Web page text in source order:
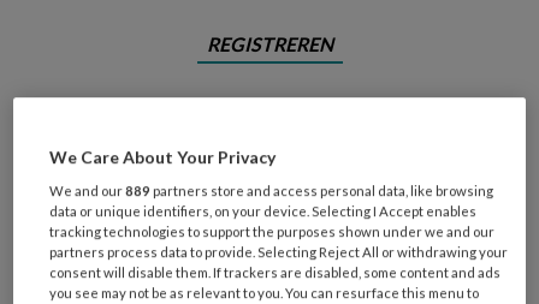
REGISTREREN
Maak gratis een account aan en lees 2
artikelen gratis per maand
Al een account of abonnement?Log dan in
We Care About Your Privacy
We and our889 partners store and access personal data, like browsing
data or unique identifiers, on your device. Selecting I Accept enables
tracking technologies to support the purposes shown under we and our
partners process data to provide. Selecting Reject All or withdrawing your
consent will disable them. If trackers are disabled, some content and ads
you see may not be as relevant to you. You can resurface this menu to